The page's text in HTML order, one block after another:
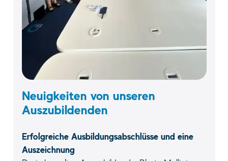
Neuigkeiten von unseren
Auszubildenden
Erfolgreiche Ausbildungsabschlüsse und eine
Auszeichnung